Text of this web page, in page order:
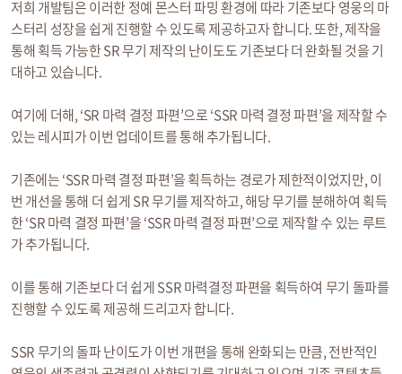
저희 개발팀은 이러한 정예 몬스터 파밍 환경에 따라 기존보다 영웅의 마
스터리 성장을 쉽게 진행할 수 있도록 제공하고자 합니다. 또한, 제작을
통해 획득 가능한 SR 무기 제작의 난이도도 기존보다 더 완화될 것을 기
대하고 있습니다.
여기에 더해, ‘SR 마력 결정 파편’으로 ‘SSR 마력 결정 파편’을 제작할 수
있는 레시피가 이번 업데이트를 통해 추가됩니다.
기존에는 ‘SSR 마력 결정 파편’을 획득하는 경로가 제한적이었지만, 이
번 개선을 통해 더 쉽게 SR 무기를 제작하고, 해당 무기를 분해하여 획득
한 ‘SR 마력 결정 파편’을 ‘SSR 마력 결정 파편’으로 제작할 수 있는 루트
가 추가됩니다.
이를 통해 기존보다 더 쉽게 SSR 마력결정 파편을 획득하여 무기 돌파를
진행할 수 있도록 제공해 드리고자 합니다.
SSR 무기의 돌파 난이도가 이번 개편을 통해 완화되는 만큼, 전반적인